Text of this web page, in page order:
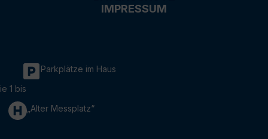
IMPRESSUM
Parkplätze im Haus
1 bis
„Alter Messplatz“